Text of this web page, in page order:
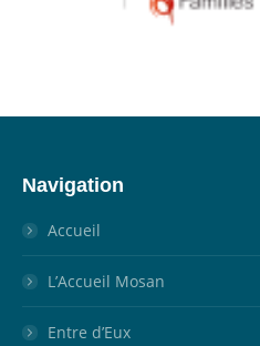
Navigation
Accueil
L’Accueil Mosan
Entre d’Eux